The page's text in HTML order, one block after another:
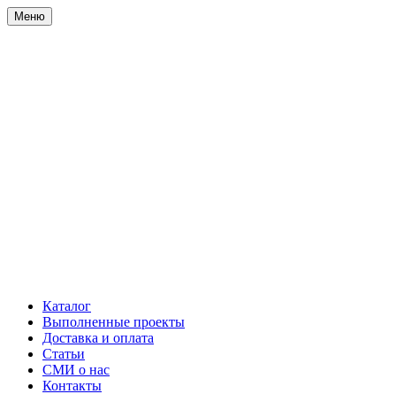
Меню
Каталог
Выполненные проекты
Доставка и оплата
Статьи
СМИ о нас
Контакты